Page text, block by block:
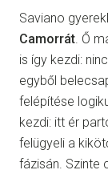
Saviano
Camorrát . Ő
is így kezdi:
egyből
felépítése
kezdi: itt ér
felügyeli a
fázisán. Szinte